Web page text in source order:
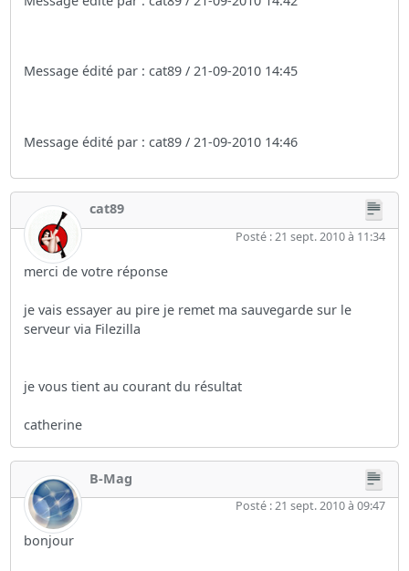
Message édité par : cat89 / 21-09-2010 14:45
Message édité par : cat89 / 21-09-2010 14:46
cat89
Posté : 21 sept. 2010 à 11:34
merci de votre réponse
je vais essayer au pire je remet ma sauvegarde sur le
serveur via Filezilla
je vous tient au courant du résultat
catherine
B-Mag
Posté : 21 sept. 2010 à 09:47
bonjour